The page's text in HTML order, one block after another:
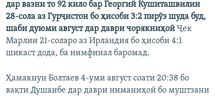
дар вазни то 92 кило бар Георгий Кушиташвилии
28-сола аз Гурҷистон бо ҳисоби 3:2 пирӯз шуда буд,
шаби дуюми август дар даври чорякниҳоӣ Ҷек
Марлии 21-соларо аз Ирландия бо ҳисоби 4:1
шикаст дода, ба нимфинал баромад.
Ҳамакнун Болтаев 4-уми август соати 20:38 бо
вақти Душанбе дар даври ниманиҳоӣ бо муштзани